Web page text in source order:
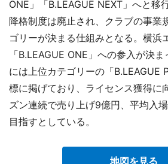
ONE」「B.LEAGUE NEXT」へと移
降格制度は廃止され、クラブの事業
ゴリーが決まる仕組みとなる。横浜
「B.LEAGUE ONE」への参入が決
には上位カテゴリーの「B.LEAGUE
標に掲げており、ライセンス獲得に
ズン連続で売り上げ9億円、平均入
目指すとしている。
地図を見る